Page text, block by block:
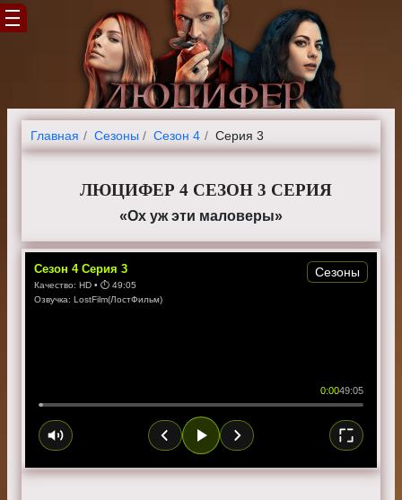
Главная Cезоны Сезон 4 Серия 3
ЛЮЦИФЕР 4 СЕЗОН 3 СЕРИЯ
«Ох уж эти маловеры»
Сезон 4 Серия 3
Качество: HD • ⏱ 49:05
Озвучка: LostFilm(ЛостФильм)
0:0049:05
Сезоны